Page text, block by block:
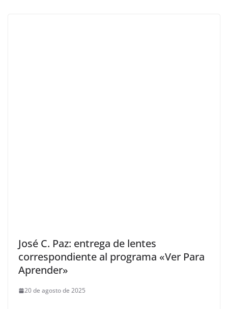
José C. Paz: entrega de lentes
correspondiente al programa «Ver Para
Aprender»
20 de agosto de 2025